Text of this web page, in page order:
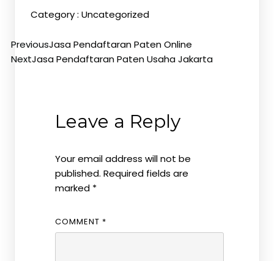
Category : Uncategorized
PreviousJasa Pendaftaran Paten Online
NextJasa Pendaftaran Paten Usaha Jakarta
Leave a Reply
Your email address will not be
published. Required fields are
marked *
COMMENT *